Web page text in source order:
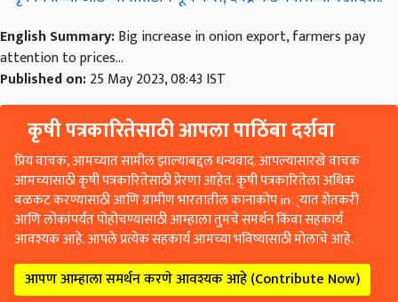
English Summary:Big increase in onion export, farmers pay
attention to prices...
Published on:25 May 2023, 08:43 IST
कृषी पत्रकारितेसाठी आपला पाठिंबा दर्शवा
प्रिय वाचक, आमच्यात सामील झाल्याबद्दल धन्यवाद. आपल्यासारखे वाचक
आमच्यासाठी कृषी पत्रकारितेसाठी प्रेरणा आहेत. कृषी पत्रकारितेला अधिक
बळकट करण्यासाठी आणि ग्रामीण भारतातील कानाकोप in्यात शेतकरी
आणि लोकांपर्यंत पोहोचण्यासाठी आम्हाला तुमचे समर्थन किंवा सहकार्य
आवश्यक आहे. आपले प्रत्येक सहकार्य आमच्या भविष्यासाठी मोलाचे आहे.
आपण आम्हाला समर्थन करणे आवश्यक आहे (Contribute Now)